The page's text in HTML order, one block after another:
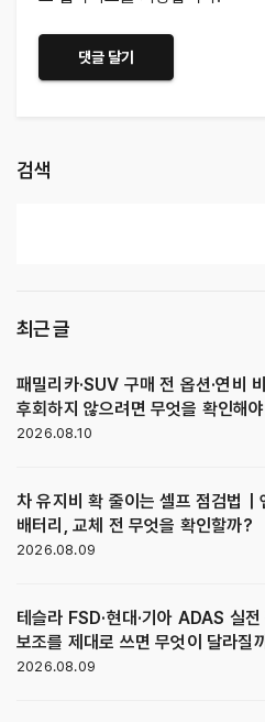
검색
최근 글
패밀리카·SUV 구매 전 옵션·연비
후회하지 않으려면 무엇을 확인해
2026.08.10
차 유지비 확 줄이는 셀프 점검법｜
배터리, 교체 전 무엇을 확인할까?
2026.08.09
테슬라 FSD·현대·기아 ADAS 실
보조를 제대로 쓰면 무엇이 달라질
2026.08.09